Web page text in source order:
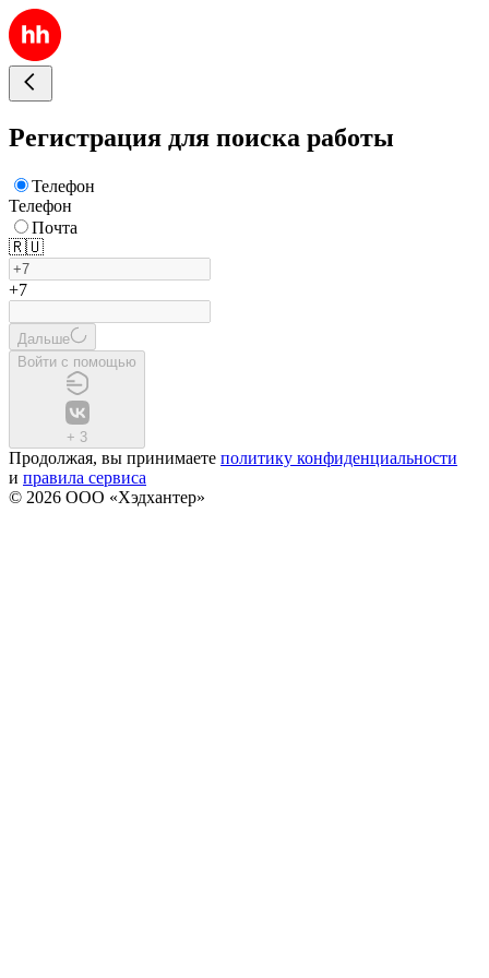
Регистрация для поиска работы
Телефон
Телефон
Почта
🇷🇺
+7
Дальше
Войти с помощью
+ 3
Продолжая, вы принимаете политику конфиденциальности
и правила сервиса
© 2026 ООО «Хэдхантер»